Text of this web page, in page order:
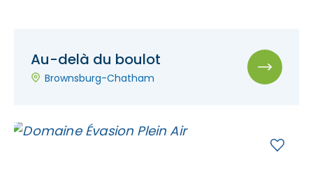
Au-delà du boulot
Brownsburg-Chatham